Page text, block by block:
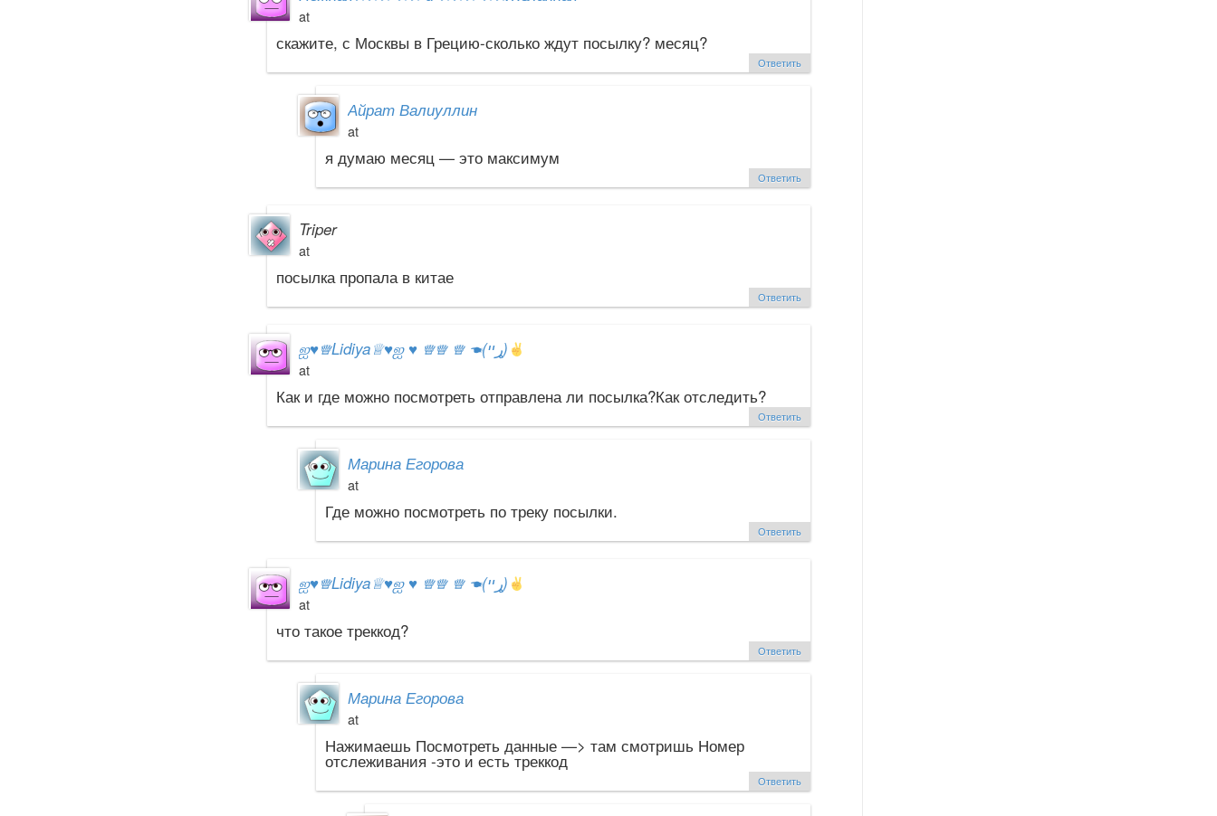
at
скажите, с Москвы в Грецию-сколько ждут посылку? месяц?
Ответить
Айрат Валиуллин
at
я думаю месяц — это максимум
Ответить
Triper
at
посылка пропала в китае
Ответить
ஐ♥♕Lidiya♕♥ஐ ♥ ♕♕ ♕ ☚(ړײ)
at
Как и где можно посмотреть отправлена ли посылка?Как отследить?
Ответить
Марина Егорова
at
Где можно посмотреть по треку посылки.
Ответить
ஐ♥♕Lidiya♕♥ஐ ♥ ♕♕ ♕ ☚(ړײ)
at
что такое треккод?
Ответить
Марина Егорова
at
Нажимаешь Посмотреть данные —> там смотришь Номер
отслеживания -это и есть треккод
Ответить